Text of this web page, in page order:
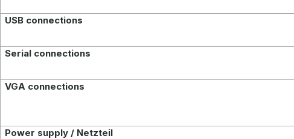
USB connections
Serial connections
VGA connections
Power supply / Netzteil